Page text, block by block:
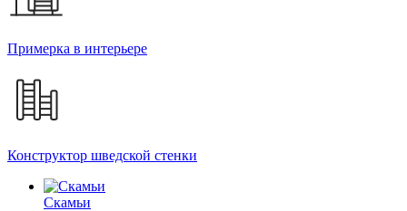
Примерка в интерьере
Конструктор шведской стенки
Скамьи